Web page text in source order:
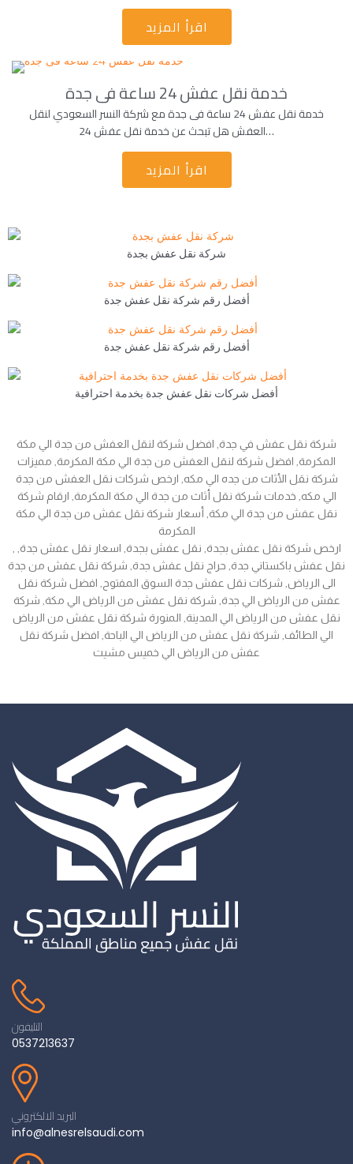
اقرأ المزيد
خدمة نقل عفش 24 ساعة فى جدة
خدمة نقل عفش 24 ساعة فى جدة مع شركة النسر السعودي لنقل
العفش هل تبحث عن خدمة نقل عفش 24…
اقرأ المزيد
شركة نقل عفش بجدة
أفضل رقم شركة نقل عفش جدة
أفضل رقم شركة نقل عفش جدة
أفضل شركات نقل عفش جدة بخدمة احترافية
شركة نقل عفش في جدة, افضل شركة لنقل العفش من جدة الي مكة
المكرمة, افضل شركة لنقل العفش من جدة الي مكة المكرمة, مميزات
شركة نقل الأثاث من جده الي مكه, ارخص شركات نقل العفش من جدة
الي مكه, خدمات شركة نقل أثاث من جدة الي مكة المكرمة, ارقام شركة
نقل عفش من جدة الي مكة, أسعار شركة نقل عفش من جدة الي مكة
المكرمة
نقل عفش باكستاني جدة, حراج نقل عفش جدة, شركة نقل عفش من جدة
الى الرياض, شركات نقل عفش جدة السوق المفتوح, افضل شركة نقل
عفش من الرياض الي جدة, شركة نقل عفش من الرياض الي مكة, شركة
نقل عفش من الرياض الي المدينة, المنورة شركة نقل عفش من الرياض
الي الطائف, شركة نقل عفش من الرياض الي الباحة, افضل شركة نقل
عفش من الرياض الي خميس مشيت
التليفون
0537213637
البريد الالكتروني
info@alnesrelsaudi.com